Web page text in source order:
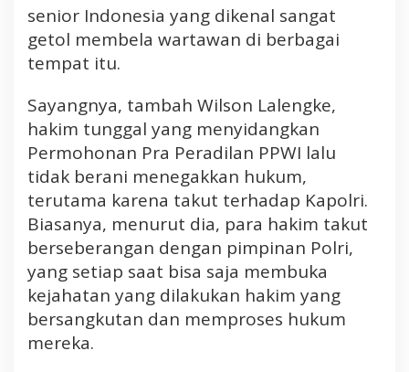
senior Indonesia yang dikenal sangat
getol membela wartawan di berbagai
tempat itu.
Sayangnya, tambah Wilson Lalengke,
hakim tunggal yang menyidangkan
Permohonan Pra Peradilan PPWI lalu
tidak berani menegakkan hukum,
terutama karena takut terhadap Kapolri.
Biasanya, menurut dia, para hakim takut
berseberangan dengan pimpinan Polri,
yang setiap saat bisa saja membuka
kejahatan yang dilakukan hakim yang
bersangkutan dan memproses hukum
mereka.